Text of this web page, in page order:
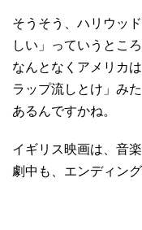
そうそう、ハリウッ
しい」っていうところ
なんとなくアメリカ
ラップ流しとけ」み
あるんですかね。
イギリス映画は、音
劇中も、エンディング